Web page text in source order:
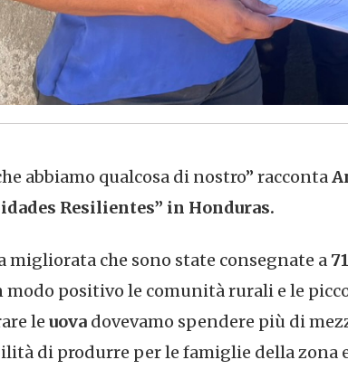
abbiamo qualcosa di nostro” racconta
Resilientes” in Honduras.
migliorata che sono state consegnate a
positivo le comunità rurali e le
le uova dovevamo spendere più di
di produrre per le famiglie della zona